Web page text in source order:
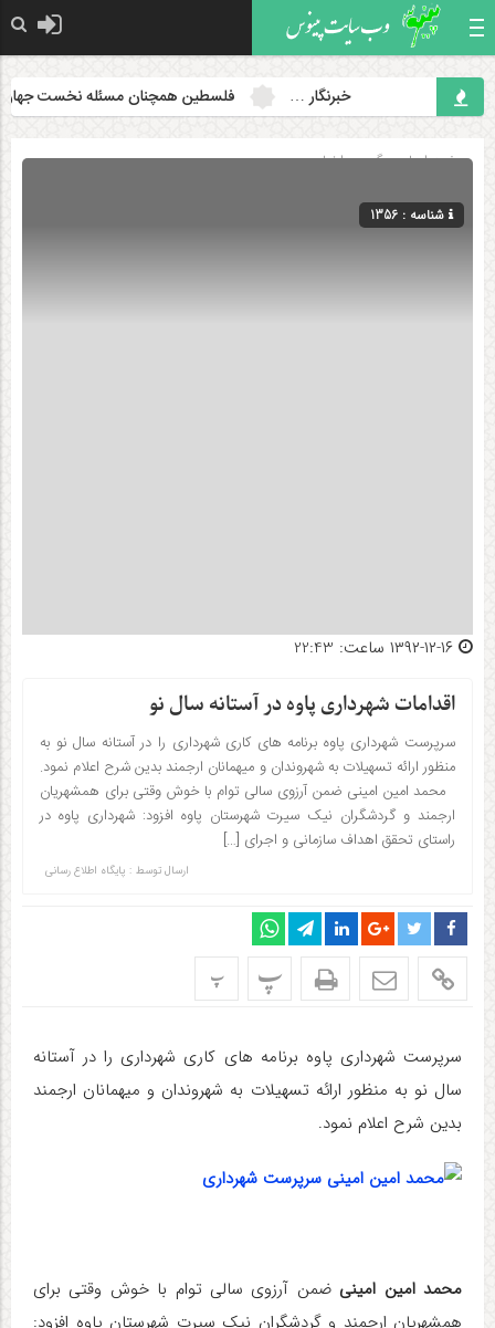
خبرنگار … فلسطین همچنان مسئله نخست جهان
صفحه اصلی» گروه »اخبار
شناسه : 1356
اقدامات شهرداری پاوه در آستانه سال نو
سرپرست شهرداری پاوه برنامه های کاری شهرداری را در آستانه سال نو به
منظور ارائه تسهیلات به شهروندان و میهمانان ارجمند بدین شرح اعلام نمود.
محمد امین امینی ضمن آرزوی سالی توام با خوش وقتی برای همشهریان
ارجمند و گردشگران نیک سیرت شهرستان پاوه افزود: شهرداری پاوه در
راستای تحقق اهداف سازمانی و اجرای […]
ارسال توسط : پایگاه اطلاع رسانی
پ پ
سرپرست شهرداری پاوه برنامه های کاری شهرداری را در آستانه
سال نو به منظور ارائه تسهیلات به شهروندان و میهمانان ارجمند
بدین شرح اعلام نمود.
محمد امین امینی ضمن آرزوی سالی توام با خوش وقتی برای